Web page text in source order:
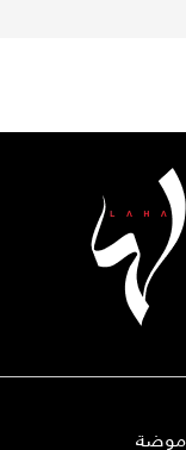
موضة